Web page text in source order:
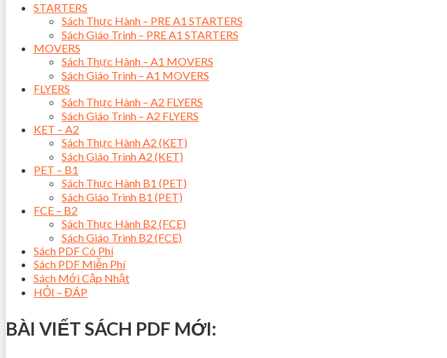
STARTERS
Sách Thực Hành – PRE A1 STARTERS
Sách Giáo Trình – PRE A1 STARTERS
MOVERS
Sách Thực Hành – A1 MOVERS
Sách Giáo Trình – A1 MOVERS
FLYERS
Sách Thực Hành – A2 FLYERS
Sách Giáo Trình – A2 FLYERS
KET – A2
Sách Thực Hành A2 (KET)
Sách Giáo Trình A2 (KET)
PET – B1
Sách Thực Hành B1 (PET)
Sách Giáo Trình B1 (PET)
FCE – B2
Sách Thực Hành B2 (FCE)
Sách Giáo Trình B2 (FCE)
Sách PDF Có Phí
Sách PDF Miễn Phí
Sách Mới Cập Nhật
HỎI – ĐÁP
BÀI VIẾT SÁCH PDF MỚI: